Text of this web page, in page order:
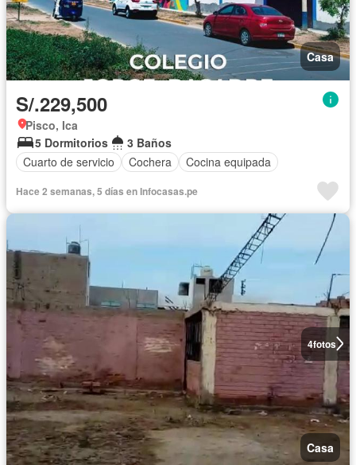
Casa
S/.229,500
Pisco, Ica
5 Dormitorios
3 Baños
Cuarto de servicio
Cochera Cocina equipada
Hace 2 semanas, 5 días en Infocasas.pe
4fotos
Casa